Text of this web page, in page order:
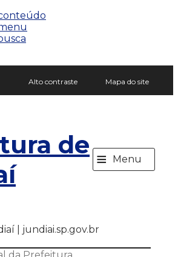
Alto contraste Mapa do site
de ≡ Menu
| jundiai.sp.gov.br